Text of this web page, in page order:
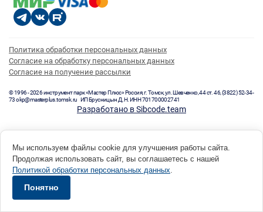
Политика обработки персональных данных
Согласие на обработку персональных данных
Согласие на получение рассылки
© 1996 - 2026 инструмент парк «Мастер Плюс» Россия, г. Томск, ул. Шевченко, 44 ст. 46, (3822) 52-34-
73 okp@masterplus.tomsk.ru ИП Брусницын Д.Н. ИНН 701700002741
Разработано в Sibcode.team
Мы используем файлы cookie для улучшения работы сайта.
Продолжая использовать сайт, вы соглашаетесь с нашей
Политикой обработки персональных данных.
Понятно